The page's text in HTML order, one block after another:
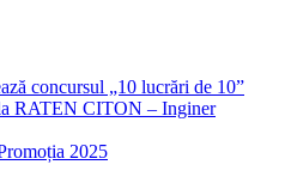
concursul „10 lucrări de 10”
RATEN CITON – Inginer
2025